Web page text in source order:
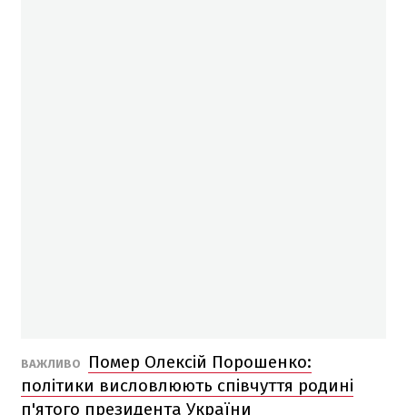
ВАЖЛИВО
Помер Олексій Порошенко:
політики висловлюють співчуття родині
п'ятого президента України